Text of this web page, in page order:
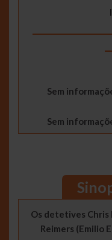
Sem
Sem
Os detetives Chris
Reimers (Emilio